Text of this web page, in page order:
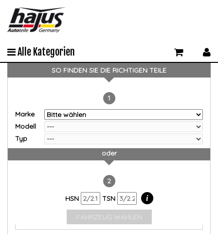
Alle Kategorien
SO FINDEN SIE DIE RICHTIGEN TEILE
1
Marke
Modell
Typ
oder
2
HSN
TSN i
FAHRZEUG WÄHLEN